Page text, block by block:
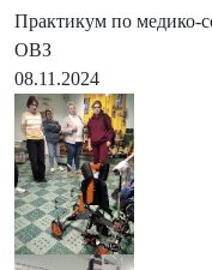
Практикум по медико-
ОВЗ
08.11.2024